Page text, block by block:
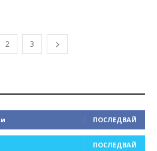
2 3
ПОСЛЕДВАЙ
ПОСЛЕДВАЙ